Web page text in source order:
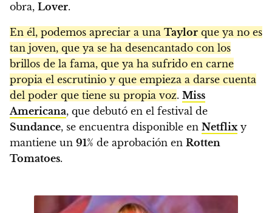
obra, Lover.
En él, podemos apreciar a una Taylor que ya no es
tan joven, que ya se ha desencantado con los
brillos de la fama, que ya ha sufrido en carne
propia el escrutinio y que empieza a darse cuenta
del poder que tiene su propia voz. Miss
Americana, que debutó en el festival de
Sundance, se encuentra disponible en Netflixy
mantiene un 91% de aprobación en Rotten
Tomatoes.